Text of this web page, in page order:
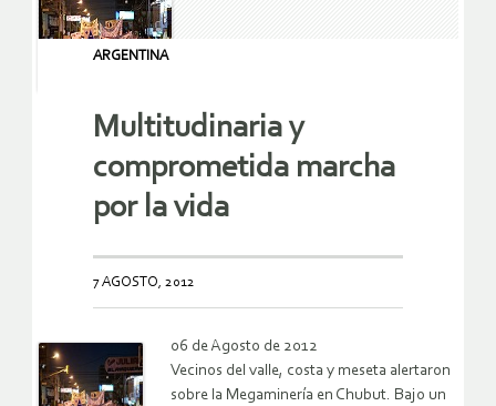
ARGENTINA
Multitudinaria y
comprometida marcha
por la vida
7 AGOSTO, 2012
06 de Agosto de 2012
Vecinos del valle, costa y meseta alertaron
sobre la Megaminería en Chubut. Bajo un